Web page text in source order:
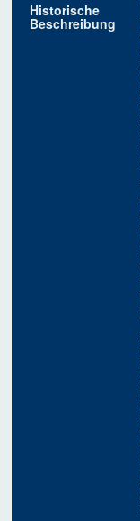
Historische
Beschreibung